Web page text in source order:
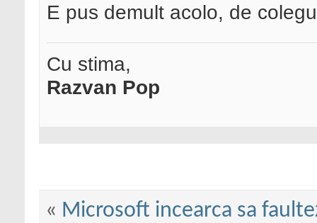
E pus demult acolo, de
Cu stima,
Razvan Pop
« Microsoft incearca sa